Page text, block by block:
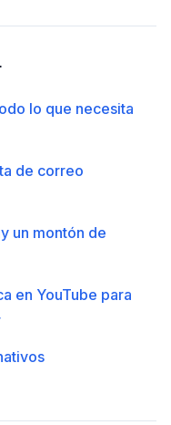
lo que necesita
de correo
un montón de
en YouTube para